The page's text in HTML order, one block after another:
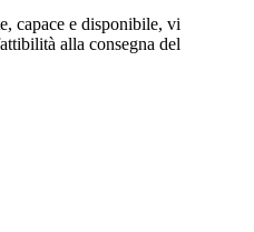
capace e disponibile, vi
alla consegna del